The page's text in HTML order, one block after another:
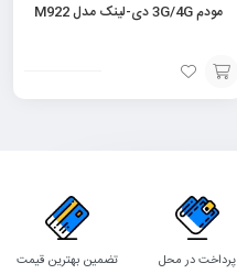
مودم 3G/4G دی-لینک مدل M922
افزودن
پرداخت در محل تضمین بهترین قیمت